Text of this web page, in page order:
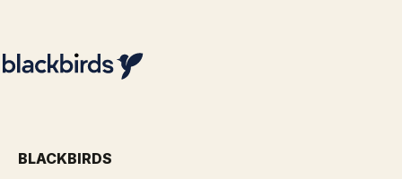
BLACKBIRDS